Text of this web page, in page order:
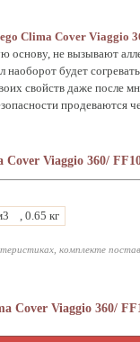
Clima Cover Viaggio
основу, не вызывают
будет
свойств даже после
продеваются
Cover Viaggio 360/
, 0.65 кг
комплекте
Cover Viaggio 360/